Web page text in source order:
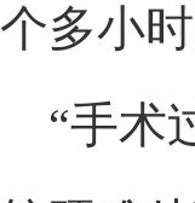
个多小
“手术